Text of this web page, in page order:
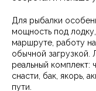
Для рыбалки
мощность под
маршруте, работу
обычной загрузкой.
реальный комплект:
снасти, бак, якорь,
пути.